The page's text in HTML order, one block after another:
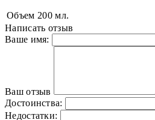
Объем 200 мл.
Написать отзыв
Ваше имя:
Ваш отзыв
Достоинства:
Недостатки: